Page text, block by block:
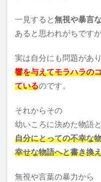
一見すると無視や暴言
あると思われがちですが
実は自分にも問題があり
響を与えてモラハラの
ているのです。
それからその
幼いころに決めた物語
自分にとっての不幸な
幸せな物語へと書き換
無視や言葉の暴力から